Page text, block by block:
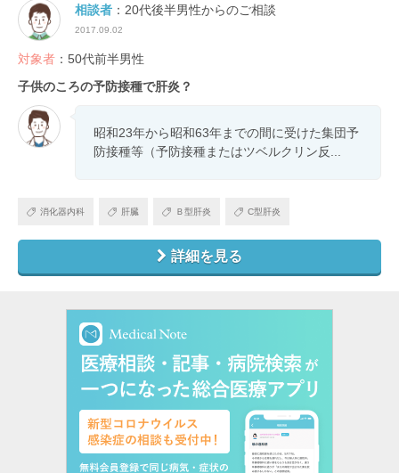
相談者 ：20代後半男性からのご相談
2017.09.02
対象者 ：50代前半男性
子供のころの予防接種で肝炎？
昭和23年から昭和63年までの間に受けた集団予
防接種等（予防接種またはツベルクリン反...
消化器内科 肝臓 Ｂ型肝炎 C型肝炎
詳細を見る